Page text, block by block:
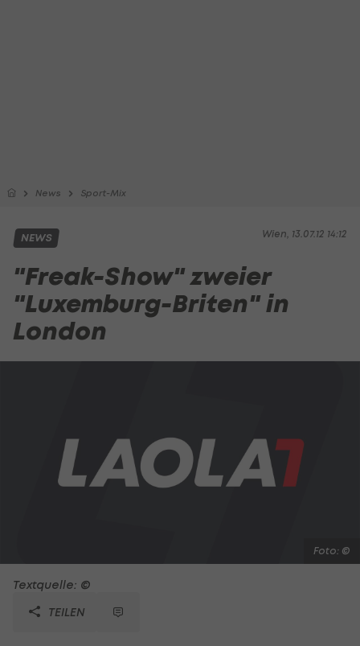
News Sport-Mix
Wien, 13.07.12 14:12
NEWS
"Freak-Show" zweier
"Luxemburg-Briten" in
London
Foto: ©
Textquelle: ©
TEILEN